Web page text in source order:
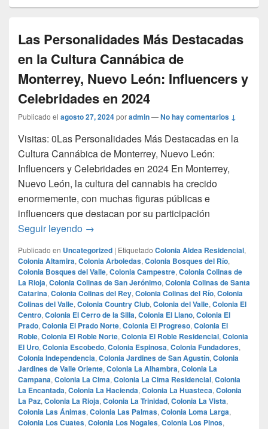
Las Personalidades Más Destacadas
en la Cultura Cannábica de
Monterrey, Nuevo León: Influencers y
Celebridades en 2024
Publicado el agosto 27, 2024poradmin—No hay comentarios ↓
Visitas: 0Las Personalidades Más Destacadas en la
Cultura Cannábica de Monterrey, Nuevo León:
Influencers y Celebridades en 2024 En Monterrey,
Nuevo León, la cultura del cannabis ha crecido
enormemente, con muchas figuras públicas e
influencers que destacan por su participación
Seguir leyendo Las Personalidades Más Destacadas en
→
Publicado en Uncategorized | Etiquetado Colonia Aldea Residencial,
Colonia Altamira, Colonia Arboledas, Colonia Bosques del Río,
Colonia Bosques del Valle, Colonia Campestre, Colonia Colinas de
La Rioja, Colonia Colinas de San Jerónimo, Colonia Colinas de Santa
Catarina, Colonia Colinas del Rey, Colonia Colinas del Río, Colonia
Colinas del Valle, Colonia Country Club, Colonia del Valle, Colonia El
Centro, Colonia El Cerro de la Silla, Colonia El Llano, Colonia El
Prado, Colonia El Prado Norte, Colonia El Progreso, Colonia El
Roble, Colonia El Roble Norte, Colonia El Roble Residencial, Colonia
El Uro, Colonia Escobedo, Colonia Espinosa, Colonia Fundadores,
Colonia Independencia, Colonia Jardines de San Agustín, Colonia
Jardines de Valle Oriente, Colonia La Alhambra, Colonia La
Campana, Colonia La Cima, Colonia La Cima Residencial, Colonia
La Encantada, Colonia La Hacienda, Colonia La Huasteca, Colonia
La Paz, Colonia La Rioja, Colonia La Trinidad, Colonia La Vista,
Colonia Las Ánimas, Colonia Las Palmas, Colonia Loma Larga,
Colonia Los Cuates, Colonia Los Nogales, Colonia Los Pinos,